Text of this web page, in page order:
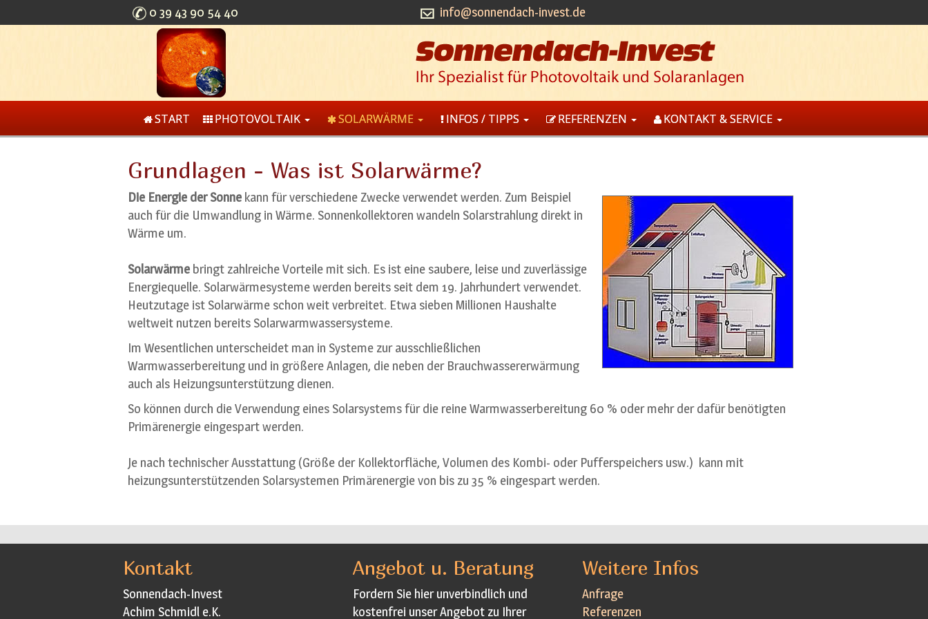
0 39 43 90 54 40 info@sonnendach-invest.de
START PHOTOVOLTAIK SOLARWÄRME INFOS / TIPPS REFERENZEN KONTAKT & SERVICE
Grundlagen - Was ist Solarwärme?
Die Energie der Sonne kann für verschiedene Zwecke verwendet werden. Zum Beispiel
auch für die Umwandlung in Wärme. Sonnenkollektoren wandeln Solarstrahlung direkt in
Wärme um.
Solarwärme bringt zahlreiche Vorteile mit sich. Es ist eine saubere, leise und zuverlässige
Energiequelle. Solarwärmesysteme werden bereits seit dem 19. Jahrhundert verwendet.
Heutzutage ist Solarwärme schon weit verbreitet. Etwa sieben Millionen Haushalte
weltweit nutzen bereits Solarwarmwassersysteme.
Im Wesentlichen unterscheidet man in Systeme zur ausschließlichen
Warmwasserbereitung und in größere Anlagen, die neben der Brauchwassererwärmung
auch als Heizungsunterstützung dienen.
So können durch die Verwendung eines Solarsystems für die reine Warmwasserbereitung 60 % oder mehr der dafür benötigten
Primärenergie eingespart werden.
Je nach technischer Ausstattung (Größe der Kollektorfläche, Volumen des Kombi- oder Pufferspeichers usw.) kann mit
heizungsunterstützenden Solarsystemen Primärenergie von bis zu 35 % eingespart werden.
Kontakt
Sonnendach-Invest
Achim Schmidl e.K.
Angebot u. Beratung
Fordern Sie hier unverbindlich und
kostenfrei unser Angebot zu Ihrer
Weitere Infos
Anfrage
Referenzen